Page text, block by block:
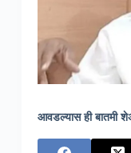
आवडल्यास ही बातमी